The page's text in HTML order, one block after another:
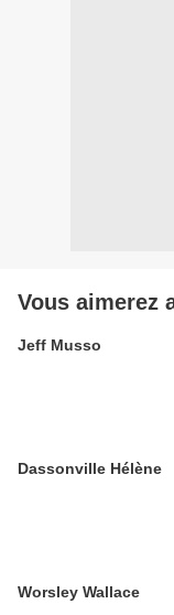
Vous aimerez
Jeff Musso
Dassonville Hélène
Worsley Wallace